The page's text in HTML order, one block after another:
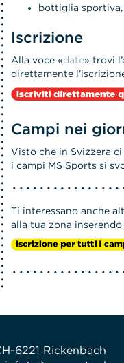
bottiglia
Iscrizione
Alla voce «date» trovi
direttamente
Campi nei
Visto che in Svizzera
i campi MS Sports si
Ti interessano anche
alla tua zona
6221 Rickenbach